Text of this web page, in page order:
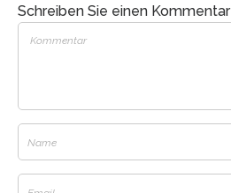
Schreiben Sie einen Kommentar